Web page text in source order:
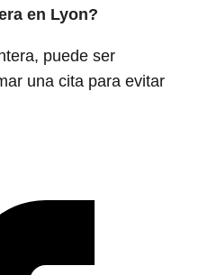
en Lyon?
puede ser
una cita para evitar